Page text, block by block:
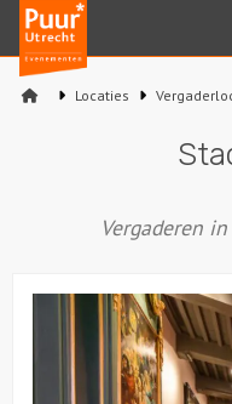
Puur*
Utrecht
bedrijfsuitjes
Locaties
Vergaderen